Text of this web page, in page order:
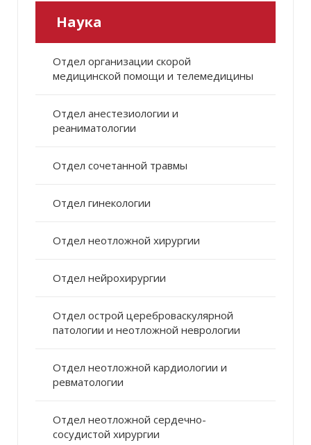
Наука
Отдел организации скорой
медицинской помощи и телемедицины
Отдел анестезиологии и
реаниматологии
Отдел сочетанной травмы
Отдел гинекологии
Отдел неотложной хирургии
Отдел нейрохирургии
Отдел острой цереброваскулярной
патологии и неотложной неврологии
Отдел неотложной кардиологии и
ревматологии
Отдел неотложной сердечно-
сосудистой хирургии